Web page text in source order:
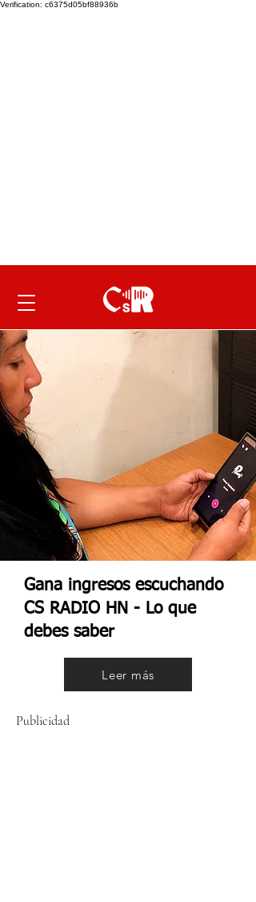
Verification: c6375d05bf88936b
Gana ingresos escuchando
CS RADIO HN - Lo que
debes saber
Leer más
Publicidad